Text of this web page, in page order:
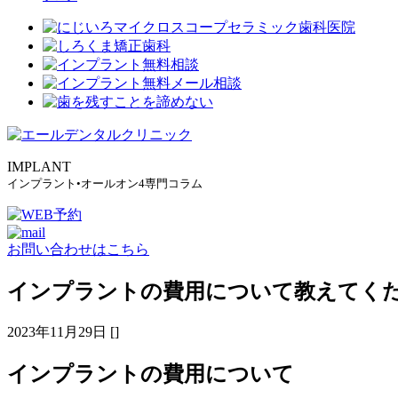
IMPLANT
インプラント•オールオン4専門コラム
お問い合わせはこちら
インプラントの費用について教えてく
2023年11月29日 []
インプラントの費用について